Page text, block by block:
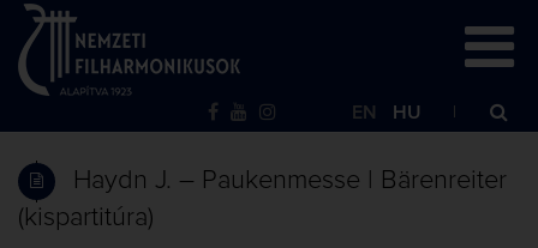
EN HU
Haydn J. – Paukenmesse | Bärenreiter
(kispartitúra)